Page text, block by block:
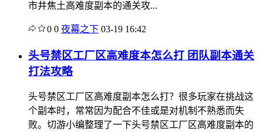
市井焦土高难度副本的通关攻...
0 0 夜幕之下 03-19 16:42
头号禁区工厂区高难度本怎么打 团队副本通关
打法攻略
头号禁区工厂区高难度副本怎么打？很多玩家在挑战这
个副本时，常常因为配合不佳或是对机制不熟悉而失
败。切游小编整理了一下头号禁区工厂区高难度副本的